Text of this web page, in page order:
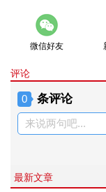
微信好友
评论
0 条评论
来说两句吧...
最新文章